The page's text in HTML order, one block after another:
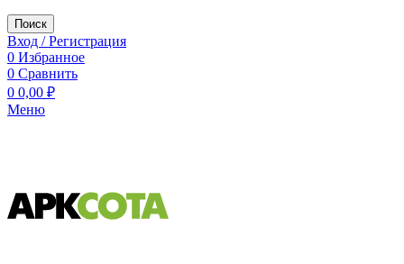
Поиск
Вход / Регистрация
0 Избранное
0 Сравнить
0 0,00 ₽
Меню